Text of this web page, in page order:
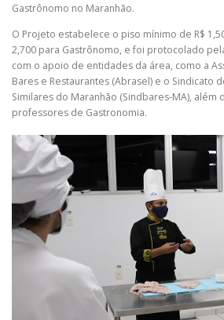
Gastrônomo no Maranhão.
O Projeto estabelece o piso mínimo de R$
2,700 para Gastrônomo, e foi protocolado
com o apoio de entidades da área, como a
Bares e Restaurantes (Abrasel) e o Sindicato
Similares do Maranhão (Sindbares-MA), além
professores de Gastronomia.